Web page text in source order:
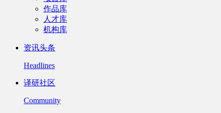
作品库
人才库
机构库
资讯头条
Headlines
译研社区
Community